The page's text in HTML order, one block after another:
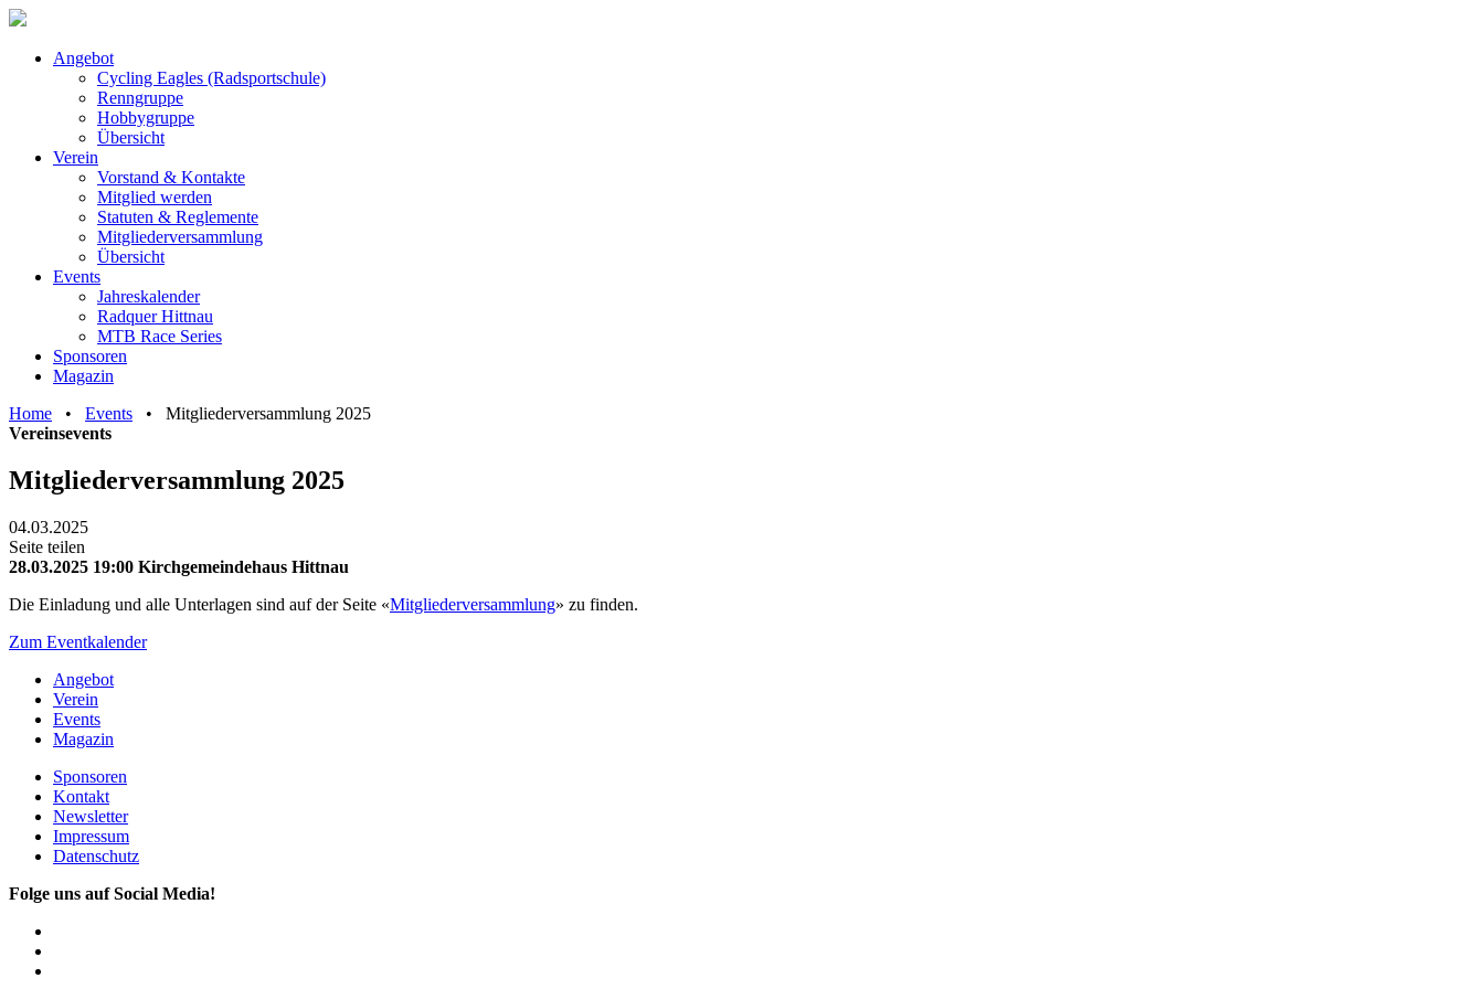
Angebot
Cycling Eagles (Radsportschule)
Renngruppe
Hobbygruppe
Übersicht
Verein
Vorstand & Kontakte
Mitglied werden
Statuten & Reglemente
Mitgliederversammlung
Übersicht
Events
Jahreskalender
Radquer Hittnau
MTB Race Series
Sponsoren
Magazin
Home • Events • Mitgliederversammlung 2025
Vereinsevents
Mitgliederversammlung 2025
04.03.2025
Seite teilen
28.03.2025 19:00 Kirchgemeindehaus Hittnau
Die Einladung und alle Unterlagen sind auf der Seite «Mitgliederversammlung» zu finden.
Zum Eventkalender
Angebot
Verein
Events
Magazin
Sponsoren
Kontakt
Newsletter
Impressum
Datenschutz
Folge uns auf Social Media!